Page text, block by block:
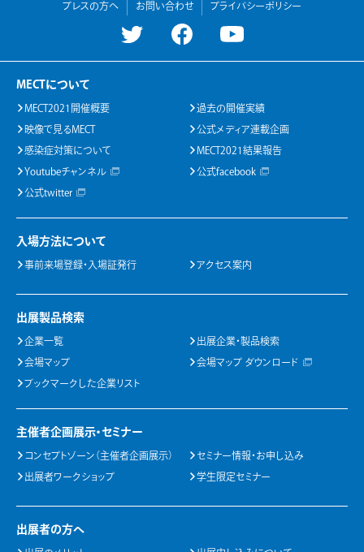
プレスの方へ お問い合わせ プライバシーポリシー
MECTについて
MECT2021開催概要 過去の開催実績
映像で見るMECT 公式メディア連載企画
感染症対策について MECT2021結果報告
Youtubeチャンネル 公式facebook
公式twitter
入場方法について
事前来場登録・入場証発行 アクセス案内
出展製品検索
企業一覧 出展企業・製品検索
会場マップ 会場マップ ダウンロード
ブックマークした企業リスト
主催者企画展示・セミナー
コンセプトゾーン（主催者企画展示） セミナー情報・お申し込み
出展者ワークショップ 学生限定セミナー
出展者の方へ